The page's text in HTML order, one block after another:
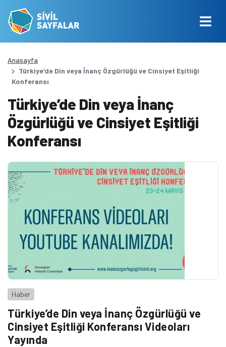
Anasayfa
Türkiye’de Din veya İnanç Özgürlüğü ve Cinsiyet Eşitliği
Konferansı
Türkiye’de Din veya İnanç
Özgürlüğü ve Cinsiyet Eşitliği
Konferansı
Haber
Türkiye’de Din veya İnanç Özgürlüğü ve
Cinsiyet Eşitliği Konferansı Videoları
Yayında